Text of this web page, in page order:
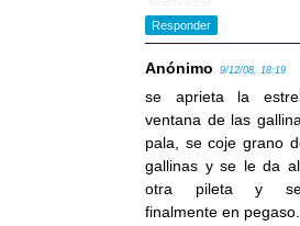
Responder
Anónimo 9/12/08, 18:19
se aprieta la
ventana de las
pala, se coje grano
gallinas y se le da
otra pileta y se
finalmente en